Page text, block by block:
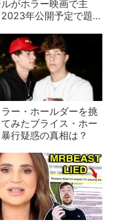
がホラー映画で主
年公開予定で題
ー・ホールダーを挑
みたブライス・ホー
行疑惑の真相は？